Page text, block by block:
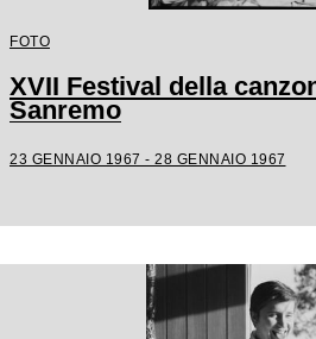
FOTO
XVII Festival della
Sanremo
23 GENNAIO 1967 - 28 GENNAIO 1967